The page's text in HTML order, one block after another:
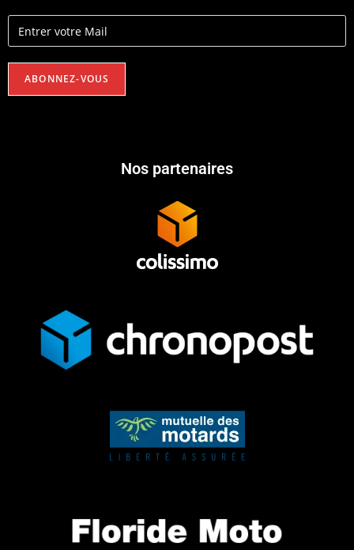
Nos partenaires